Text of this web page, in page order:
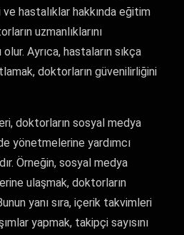
hastalıklar hakkında eğitim
uzmanlıklarını
Ayrıca, hastaların sıkça
doktorların güvenilirliğini
doktorların sosyal medya
yönetmelerine yardımcı
Örneğin, sosyal medya
ulaşmak, doktorların
yanı sıra, içerik takvimleri
yapmak, takipçi sayısını